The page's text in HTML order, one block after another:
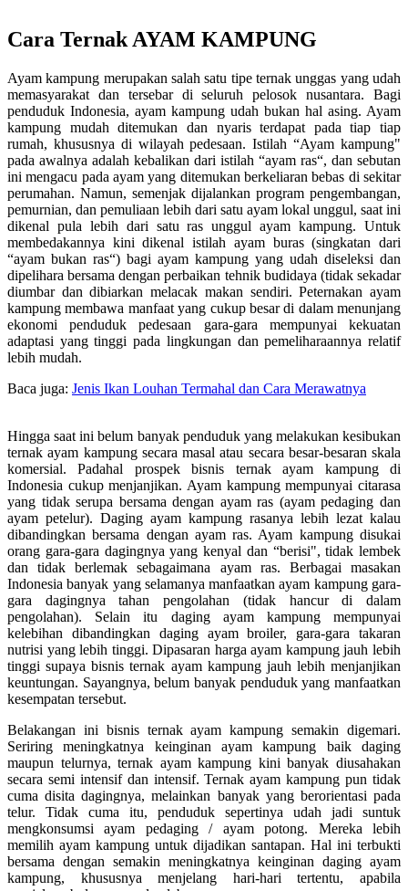
Cara Ternak AYAM KAMPUNG
Ayam kampung merupakan salah satu tipe ternak unggas yang udah
memasyarakat dan tersebar di seluruh pelosok nusantara. Bagi
penduduk Indonesia, ayam kampung udah bukan hal asing. Ayam
kampung mudah ditemukan dan nyaris terdapat pada tiap tiap
rumah, khususnya di wilayah pedesaan. Istilah “Ayam kampung"
pada awalnya adalah kebalikan dari istilah “ayam ras“, dan sebutan
ini mengacu pada ayam yang ditemukan berkeliaran bebas di sekitar
perumahan. Namun, semenjak dijalankan program pengembangan,
pemurnian, dan pemuliaan lebih dari satu ayam lokal unggul, saat ini
dikenal pula lebih dari satu ras unggul ayam kampung. Untuk
membedakannya kini dikenal istilah ayam buras (singkatan dari
“ayam bukan ras“) bagi ayam kampung yang udah diseleksi dan
dipelihara bersama dengan perbaikan tehnik budidaya (tidak sekadar
diumbar dan dibiarkan melacak makan sendiri. Peternakan ayam
kampung membawa manfaat yang cukup besar di dalam menunjang
ekonomi penduduk pedesaan gara-gara mempunyai kekuatan
adaptasi yang tinggi pada lingkungan dan pemeliharaannya relatif
lebih mudah.
Baca juga: Jenis Ikan Louhan Termahal dan Cara Merawatnya
Hingga saat ini belum banyak penduduk yang melakukan kesibukan
ternak ayam kampung secara masal atau secara besar-besaran skala
komersial. Padahal prospek bisnis ternak ayam kampung di
Indonesia cukup menjanjikan. Ayam kampung mempunyai citarasa
yang tidak serupa bersama dengan ayam ras (ayam pedaging dan
ayam petelur). Daging ayam kampung rasanya lebih lezat kalau
dibandingkan bersama dengan ayam ras. Ayam kampung disukai
orang gara-gara dagingnya yang kenyal dan “berisi", tidak lembek
dan tidak berlemak sebagaimana ayam ras. Berbagai masakan
Indonesia banyak yang selamanya manfaatkan ayam kampung gara-
gara dagingnya tahan pengolahan (tidak hancur di dalam
pengolahan). Selain itu daging ayam kampung mempunyai
kelebihan dibandingkan daging ayam broiler, gara-gara takaran
nutrisi yang lebih tinggi. Dipasaran harga ayam kampung jauh lebih
tinggi supaya bisnis ternak ayam kampung jauh lebih menjanjikan
keuntungan. Sayangnya, belum banyak penduduk yang manfaatkan
kesempatan tersebut.
Belakangan ini bisnis ternak ayam kampung semakin digemari.
Seriring meningkatnya keinginan ayam kampung baik daging
maupun telurnya, ternak ayam kampung kini banyak diusahakan
secara semi intensif dan intensif. Ternak ayam kampung pun tidak
cuma disita dagingnya, melainkan banyak yang berorientasi pada
telur. Tidak cuma itu, penduduk sepertinya udah jadi suntuk
mengkonsumsi ayam pedaging / ayam potong. Mereka lebih
memilih ayam kampung untuk dijadikan santapan. Hal ini terbukti
bersama dengan semakin meningkatnya keinginan daging ayam
kampung, khususnya menjelang hari-hari tertentu, apabila